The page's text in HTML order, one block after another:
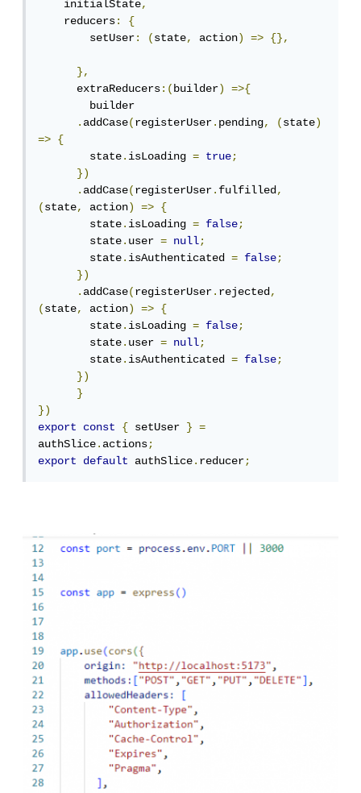
    initialState
,
    reducers
:
{
        setUser
: (state, action) => {},
},
      extraReducers
:(builder)
=>{
        builder
.addCase(registerUser.pending, (state)
=>
{
        state
.isLoading = true;
})
.addCase(registerUser.fulfilled,
(state, action) =>
{
        state
.isLoading = false;
        state
.user = null;
        state
.isAuthenticated = false;
})
.addCase(registerUser.rejected,
(state, action) =>
{
        state
.isLoading = false;
        state
.user = null;
        state
.isAuthenticated = false;
})
}
})
export
const { setUser }
=
authSlice.actions;
export
default authSlice.reducer;